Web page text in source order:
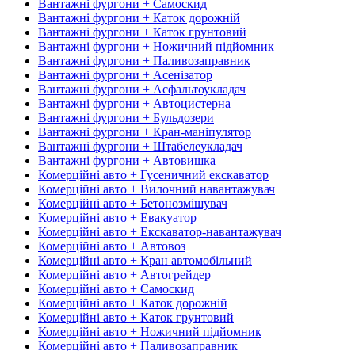
Вантажні фургони + Самоскид
Вантажні фургони + Каток дорожній
Вантажні фургони + Каток грунтовий
Вантажні фургони + Ножичний підйомник
Вантажні фургони + Паливозаправник
Вантажні фургони + Асенізатор
Вантажні фургони + Асфальтоукладач
Вантажні фургони + Автоцистерна
Вантажні фургони + Бульдозери
Вантажні фургони + Кран-маніпулятор
Вантажні фургони + Штабелеукладач
Вантажні фургони + Автовишка
Комерційні авто + Гусеничний екскаватор
Комерційні авто + Вилочний навантажувач
Комерційні авто + Бетонозмішувач
Комерційні авто + Евакуатор
Комерційні авто + Екскаватор-навантажувач
Комерційні авто + Автовоз
Комерційні авто + Кран автомобільний
Комерційні авто + Автогрейдер
Комерційні авто + Самоскид
Комерційні авто + Каток дорожній
Комерційні авто + Каток грунтовий
Комерційні авто + Ножичний підйомник
Комерційні авто + Паливозаправник